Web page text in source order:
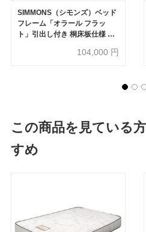
SIMMONS（シモンズ）ベッド
フレーム「オラール フラッ
ト」引出し付き 桐床板仕様 全4
104,000 円
この商品を見ている
すめ